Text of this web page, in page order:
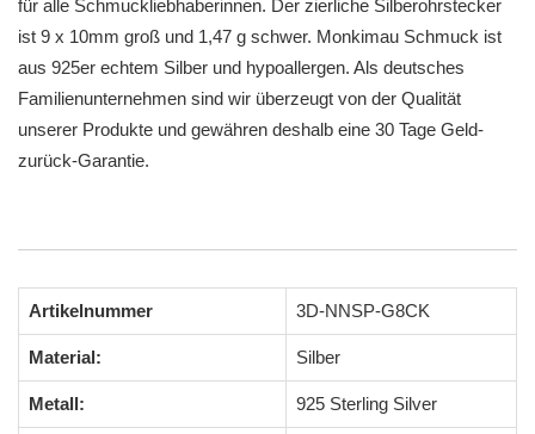
für alle Schmuckliebhaberinnen. Der zierliche Silberohrstecker
ist 9 x 10mm groß und 1,47 g schwer. Monkimau Schmuck ist
aus 925er echtem Silber und hypoallergen. Als deutsches
Familienunternehmen sind wir überzeugt von der Qualität
unserer Produkte und gewähren deshalb eine 30 Tage Geld-
zurück-Garantie.
Artikelnummer 3D-NNSP-G8CK
Material: Silber
Metall: 925 Sterling Silver